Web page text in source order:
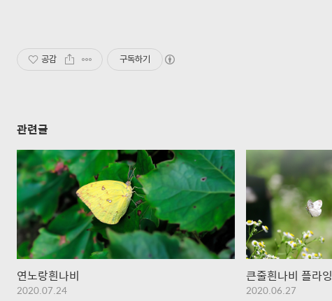
공감 구독하기
관련글
연노랑흰나비
2020.07.24
큰줄흰나비 플라잉
2020.06.27